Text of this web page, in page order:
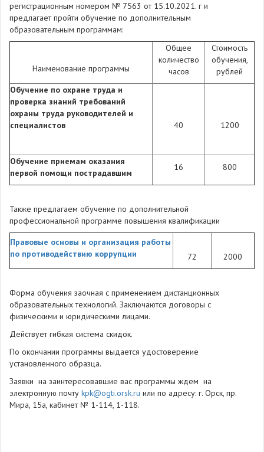
регистрационным номером № 7563 от 15.10.2021. г и
предлагает пройти обучение по дополнительным
образовательным программам:
Наименование программы
Общее
количество
часов
Стоимость
обучения,
рублей
Обучение по охране труда и
проверка знаний требований
охраны труда руководителей и
специалистов
40 1200
Обучение приемам оказания
первой помощи пострадавшим
16 800
Также предлагаем обучение по дополнительной
профессиональной программе повышения квалификации
Правовые основы и организация работы
по противодействию коррупции
72 2000
Форма обучения заочная с применением дистанционных
образовательных технологий. Заключаются договоры с
физическими и юридическими лицами.
Действует гибкая система скидок.
По окончании программы выдается удостоверение
установленного образца.
Заявки на заинтересовавшие вас программы ждем на
электронную почту kpk@ogti.orsk.ru или по адресу: г. Орск, пр.
Мира, 15а, кабинет № 1-114, 1-118.